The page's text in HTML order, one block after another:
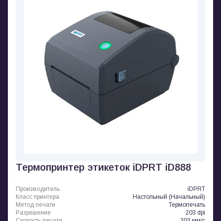
Термопринтер этикеток iDPRT iD888
Производитель
iDPRT
Класс принтера
Настольный (Начальный)
Метод печати
Термопечать
Разрешение
203 dpi